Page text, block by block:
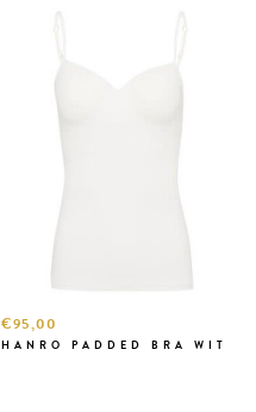
€95,00
HANRO PADDED BRA WIT